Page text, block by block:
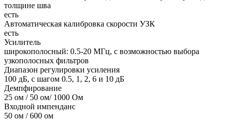
толщине шва
есть
Автоматическая калибровка скорости УЗК
есть
Усилитель
широкополосный: 0.5-20 МГц, с возможностью выбора
узкополосных фильтров
Диапазон регулировки усиления
100 дБ, с шагом 0.5, 1, 2, 6 и 10 дБ
Демпфирование
25 ом / 50 ом/ 1000 Ом
Входной импенданс
50 ом / 600 ом